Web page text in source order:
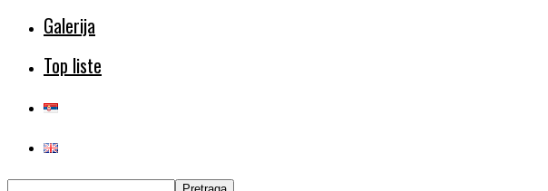
Galerija
Top liste